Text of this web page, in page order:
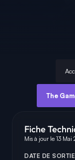
Fiche
Mis à jour le 13
DATE DE SORTIE